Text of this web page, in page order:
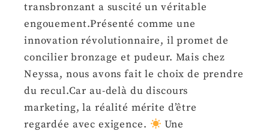
transbronzant a suscité un véritable
engouement.Présenté comme une
innovation révolutionnaire, il promet de
concilier bronzage et pudeur. Mais chez
Neyssa, nous avons fait le choix de prendre
du recul.Car au-delà du discours
marketing, la réalité mérite d’être
regardée avec exigence.
Une